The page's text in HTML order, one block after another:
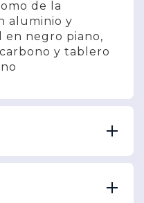
de la
aluminio y
en negro piano,
y tablero